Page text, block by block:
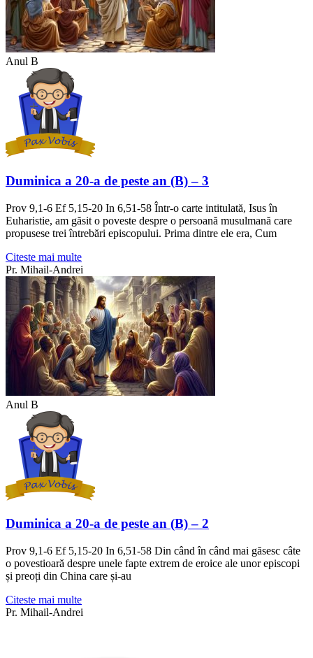
Anul B
Duminica a 20-a de peste an (B) – 3
Prov 9,1-6 Ef 5,15-20 In 6,51-58 Într-o carte intitulată, Isus în
Euharistie, am găsit o poveste despre o persoană musulmană care
propusese trei întrebări episcopului. Prima dintre ele era, Cum
Citeste mai multe
Pr. Mihail-Andrei
Anul B
Duminica a 20-a de peste an (B) – 2
Prov 9,1-6 Ef 5,15-20 In 6,51-58 Din când în când mai găsesc câte
o povestioară despre unele fapte extrem de eroice ale unor episcopi
și preoți din China care și-au
Citeste mai multe
Pr. Mihail-Andrei